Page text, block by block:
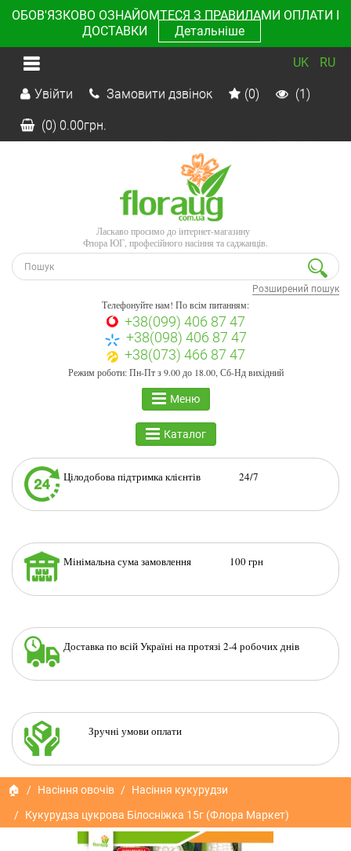
ОБОВ'ЯЗКОВО ОЗНАЙОМТЕСЯ З ПРАВИЛАМИ ОПЛАТИ І
ДОСТАВКИ
Детальніше
UK RU
Увійти Замовити дзвінок (0) (1)
(0) 0.00грн.
Ласкаво просимо до інтернет-магазину
Флора ЮГ, професійного насіння та саджанців.
Розширений пошук
Телефонуйте нам! По всім питанням:
+38(099) 406 87 47
+38(098) 406 87 47
+38(073) 466 87 47
Режим роботи: Пн-Пт з 9.00 до 18.00, Сб-Нд вихідний
Меню
Каталог
Цілодобова підтримка клієнтів 24/7
Мінімальна сума замовлення 100 грн
Доставка по всій Україні на протязі 2-4 робочих днів
Зручні умови оплати
🏠 Насіння овочів
Насіння кукурудзи
Кукурудза цукрова Білосніжка 15г (Флора Маркет)